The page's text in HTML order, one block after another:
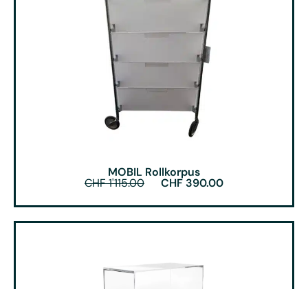
MOBIL Rollkorpus
CHF1'115.00 CHF 390.00